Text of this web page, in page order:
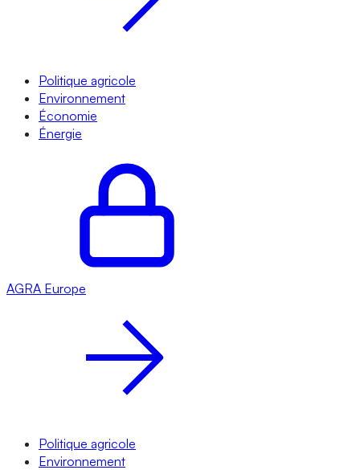
Politique agricole
Environnement
Économie
Énergie
AGRA Europe
Politique agricole
Environnement